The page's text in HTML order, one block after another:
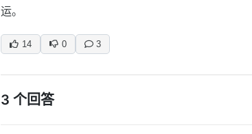
运。
14 0 3
3 个回答